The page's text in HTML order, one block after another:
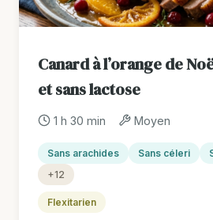
Canard à l’orange de
et sans lactose
1 h 30 min Moyen
Sans arachides Sans céleri
+12
Flexitarien